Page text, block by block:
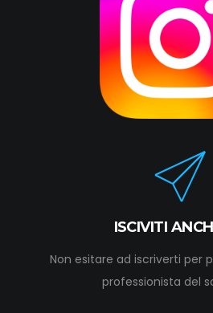
ISCIVITI
Non esitare ad iscriverti per
professionista del